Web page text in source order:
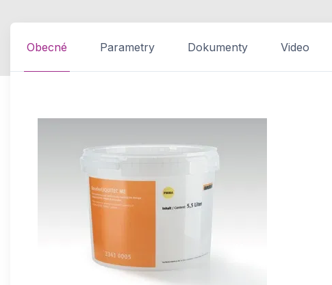
Obecné Parametry Dokumenty Video